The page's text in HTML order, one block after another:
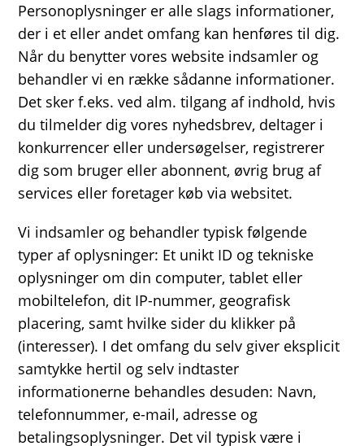
Personoplysninger er alle slags informationer,
der i et eller andet omfang kan henføres til dig.
Når du benytter vores website indsamler og
behandler vi en række sådanne informationer.
Det sker f.eks. ved alm. tilgang af indhold, hvis
du tilmelder dig vores nyhedsbrev, deltager i
konkurrencer eller undersøgelser, registrerer
dig som bruger eller abonnent, øvrig brug af
services eller foretager køb via websitet.
Vi indsamler og behandler typisk følgende
typer af oplysninger: Et unikt ID og tekniske
oplysninger om din computer, tablet eller
mobiltelefon, dit IP-nummer, geografisk
placering, samt hvilke sider du klikker på
(interesser). I det omfang du selv giver eksplicit
samtykke hertil og selv indtaster
informationerne behandles desuden: Navn,
telefonnummer, e-mail, adresse og
betalingsoplysninger. Det vil typisk være i